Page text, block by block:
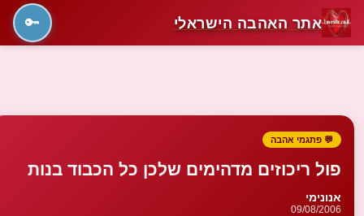
אתר האהבה הישראלי 🔑
💬 פתגמי אהבה
פול ריכוזים מדהימים שלכן כל הכבוד בנות
אנונימי
09/08/2006